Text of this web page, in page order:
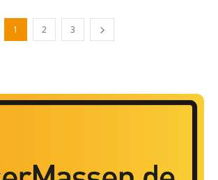
1 2 3